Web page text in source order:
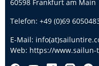
60598 Frankfurt am Main
Telefon: +49 (0)69
E-Mail:
Web: https://www.sailun-